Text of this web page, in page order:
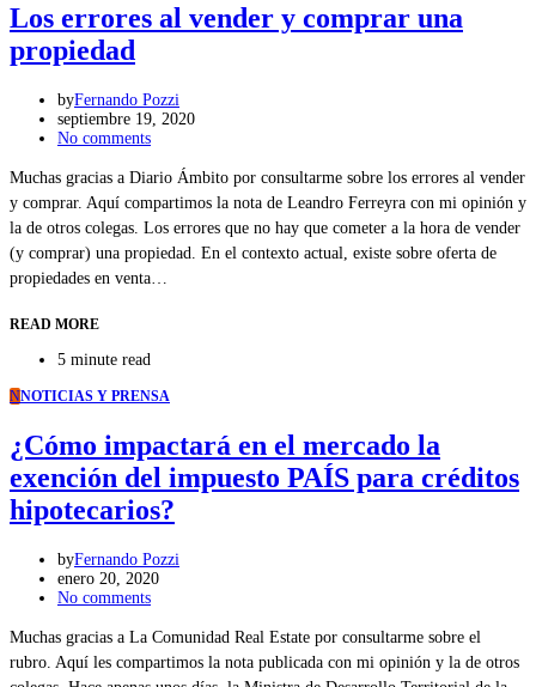
Los errores al vender y comprar una
propiedad
byFernando Pozzi
septiembre 19, 2020
No comments
Muchas gracias a Diario Ámbito por consultarme sobre los errores al vender
y comprar. Aquí compartimos la nota de Leandro Ferreyra con mi opinión y
la de otros colegas. Los errores que no hay que cometer a la hora de vender
(y comprar) una propiedad. En el contexto actual, existe sobre oferta de
propiedades en venta…
READ MORE
5 minute read
NNOTICIAS Y PRENSA
¿Cómo impactará en el mercado la
exención del impuesto PAÍS para créditos
hipotecarios?
byFernando Pozzi
enero 20, 2020
No comments
Muchas gracias a La Comunidad Real Estate por consultarme sobre el
rubro. Aquí les compartimos la nota publicada con mi opinión y la de otros